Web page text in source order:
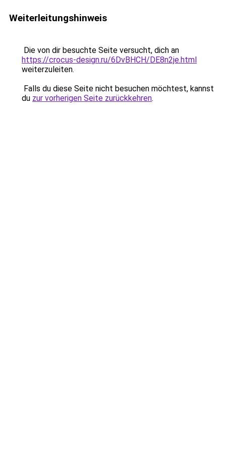
Weiterleitungshinweis
Die von dir besuchte Seite versucht, dich an
https://crocus-design.ru/6DvBHCH/DE8n2je.html
weiterzuleiten.
Falls du diese Seite nicht besuchen möchtest, kannst
du zur vorherigen Seite zurückkehren.